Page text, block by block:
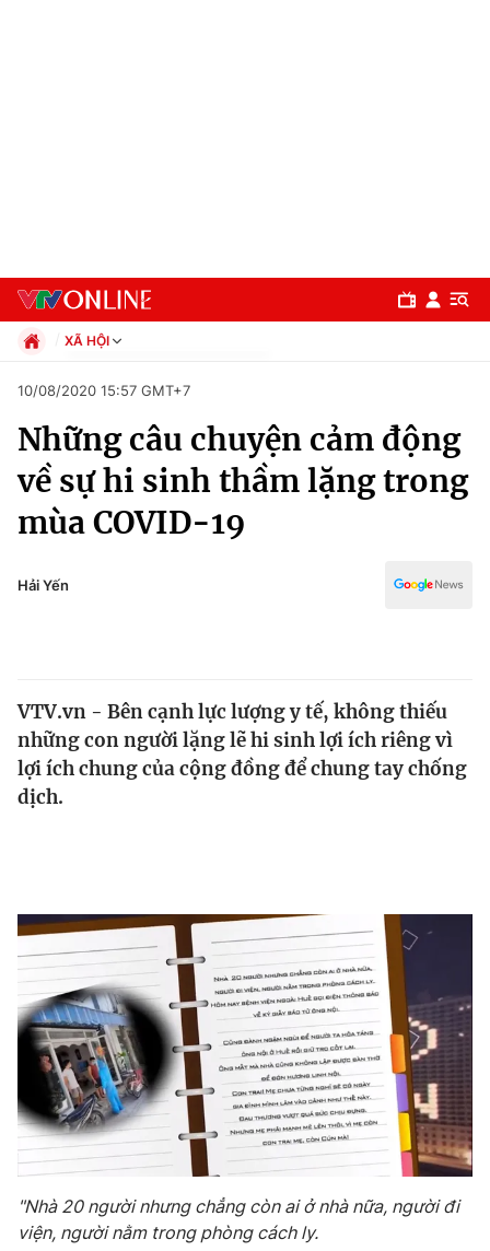
Chuyên mục
Chính trị
Thế giới
Tin tức
Kinh tế
Góc doanh nghiệp
Truyền hình
Phim VTV
Hậu trường
Nhân vật
Khán giả
Giải sao mai
Giải trí
Điện ảnh
Âm nhạc
Sao
Đời sống
Du lịch
Làm đẹp
Chất lượng cuộc sống
Giáo dục
Tuyển sinh
Học trực tuyến
Công nghệ
Hitech Công nghệ tương lai
XÃ HỘI
Xã hội
Pháp luật
Kinh tế
Thể thao
Truyền hình
10/08/2020 15:57 GMT+7
Những câu chuyện cảm động
về sự hi sinh thầm lặng trong
mùa COVID-19
Hải Yến
VTV.vn - Bên cạnh lực lượng y tế, không thiếu
những con người lặng lẽ hi sinh lợi ích riêng vì
lợi ích chung của cộng đồng để chung tay chống
dịch.
"Nhà 20 người nhưng chẳng còn ai ở nhà nữa, người đi
viện, người nằm trong phòng cách ly.